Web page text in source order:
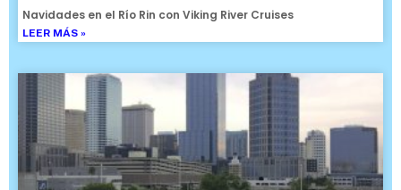
Navidades en el Río Rin con Viking River Cruises
LEER MÁS »